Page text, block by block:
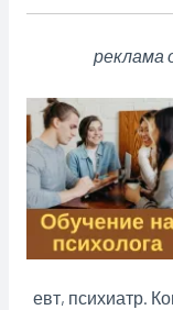
реклама
евт, психиатр.